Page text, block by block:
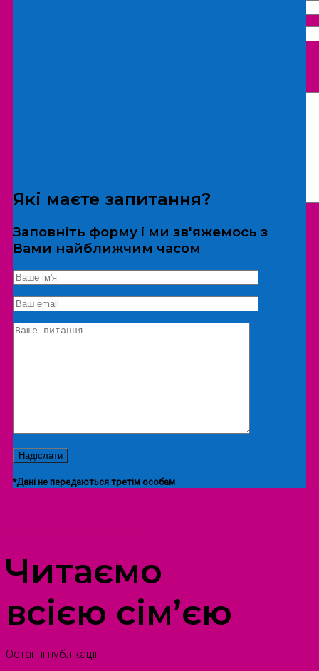
*Дані не передаються третім особам
Екскурсія/локація
Які маєте запитання?
Заповніть форму і ми зв'яжемось з
Вами найближчим часом
*Дані не передаються третім особам
Читаємо
всією сім’єю
Останні публікації